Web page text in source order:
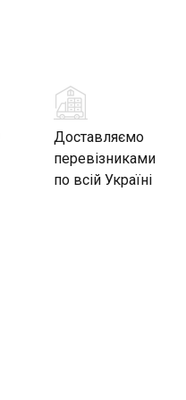
Доставляємо
перевізниками
по всій Україні